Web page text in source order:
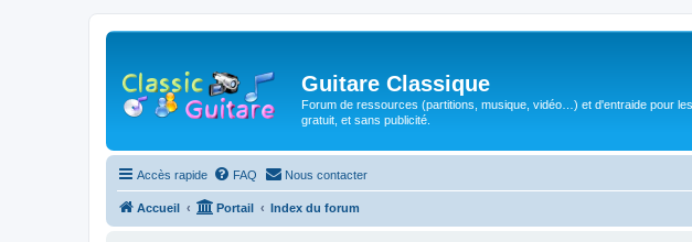
Guitare Classique
Forum de ressources (partitions, musique, vidéo…) et d'entraide pour
gratuit, et sans publicité.
Accès rapide FAQ Nous contacter
Accueil Portail Index du forum